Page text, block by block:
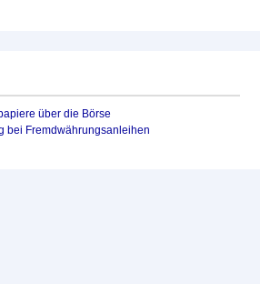
über die Börse
bei Fremdwährungsanleihen